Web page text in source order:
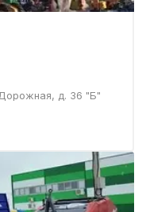
д. 36 "Б"